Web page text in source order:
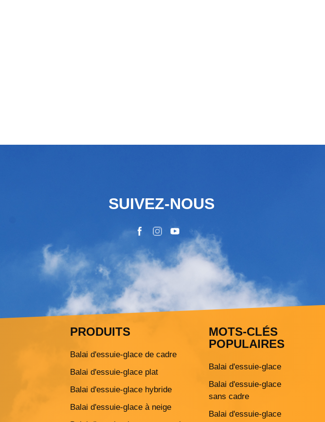
SUIVEZ-NOUS
PRODUITS
Balai d'essuie-glace de cadre
Balai d'essuie-glace plat
Balai d'essuie-glace hybride
Balai d'essuie-glace à neige
MOTS-CLÉS
POPULAIRES
Balai d'essuie-glace
Balai d'essuie-glace
sans cadre
Balai d'essuie-glace